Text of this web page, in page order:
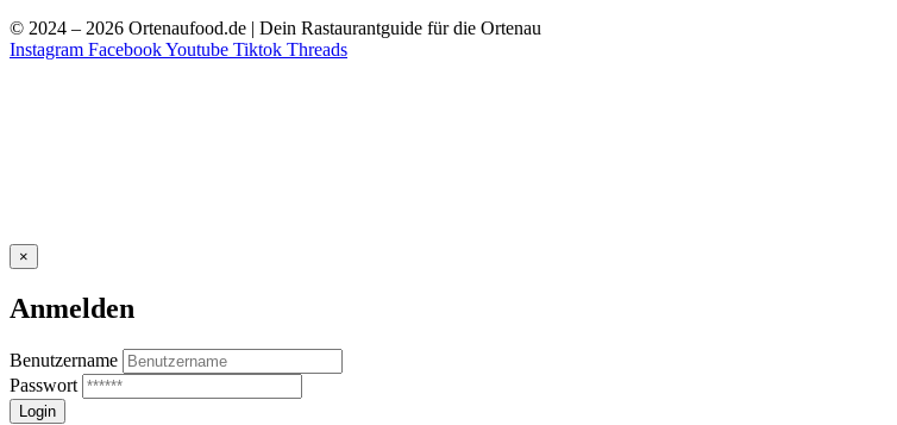
© 2024 – 2026 Ortenaufood.de | Dein Rastaurantguide für die Ortenau
Instagram FacebookYoutube Tiktok Threads
×
Anmelden
Benutzername
Passwort